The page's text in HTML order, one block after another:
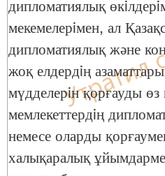
дипломатиялық
мекемелерiмен, ал
дипломатиялық және
жоқ елдердiң
мүдделерiн қорғауды
мемлекеттердiң
немесе оларды
халықаралық